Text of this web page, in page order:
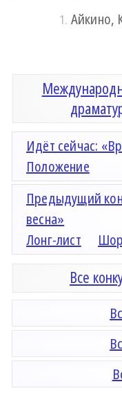
1. Айкино,
Идёт сейчас:
Положение
Предыдущий
весна»
Лонг-лист
Все